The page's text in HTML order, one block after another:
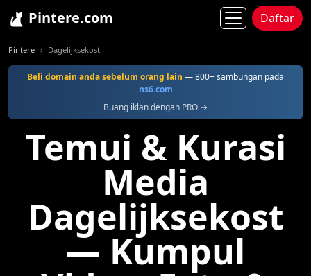
Pintere.com Daftar
Pintere Dagelijksekost
Beli domain anda sebelum orang lain — 800+ sambungan pada
ns6.com
Buang iklan dengan PRO →
Temui & Kurasi
Media
Dagelijksekost
— Kumpul